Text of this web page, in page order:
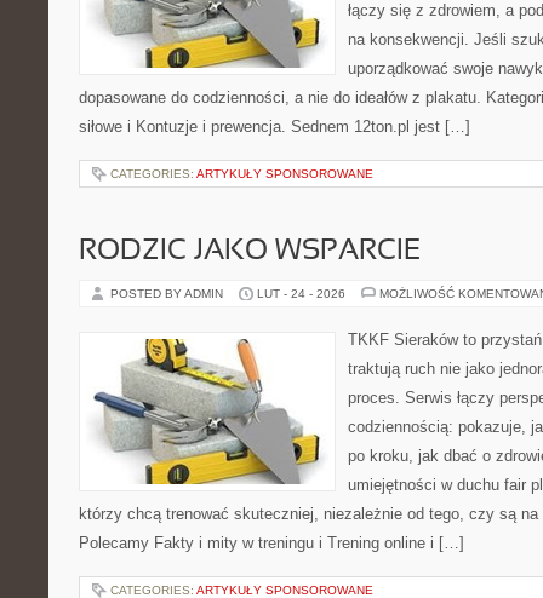
łączy się z zdrowiem, a
na konsekwencji. Jeśli
uporządkować swoje
dopasowane do codzienności, a nie do ideałów z plakatu.
siłowe i Kontuzje i prewencja. Sednem 12ton.pl jest […]
CATEGORIES: ARTYKUŁY SPONSOROWANE
RODZIC JAKO WSPARCIE
POSTED BY ADMIN LUT - 24 - 2026 MOŻLIWOŚĆ
TKKF Sieraków to
traktują ruch nie jako
proces. Serwis łączy
codziennością: pokazuje,
po kroku, jak dbać o
umiejętności w duchu fair
którzy chcą trenować skuteczniej, niezależnie od tego, czy są na
Polecamy Fakty i mity w treningu i Trening online i […]
CATEGORIES: ARTYKUŁY SPONSOROWANE